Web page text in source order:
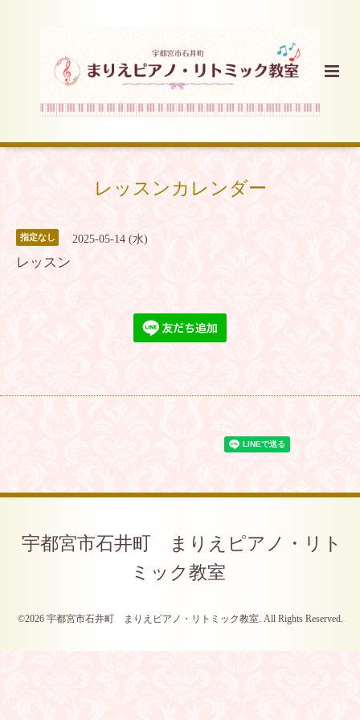
レッスンカレンダー
指定なし 2025-05-14 (水)
レッスン
宇都宮市石井町 まりえピアノ・リト
ミック教室
©2026 宇都宮市石井町 まりえピアノ・リトミック教室. All Rights Reserved.